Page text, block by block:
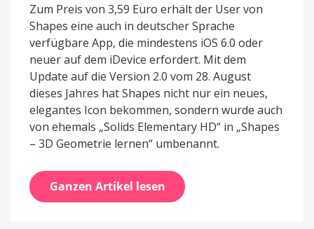
Zum Preis von 3,59 Euro erhält der User von
Shapes eine auch in deutscher Sprache
verfügbare App, die mindestens iOS 6.0 oder
neuer auf dem iDevice erfordert. Mit dem
Update auf die Version 2.0 vom 28. August
dieses Jahres hat Shapes nicht nur ein neues,
elegantes Icon bekommen, sondern wurde auch
von ehemals „Solids Elementary HD“ in „Shapes
– 3D Geometrie lernen“ umbenannt.
Ganzen Artikel lesen